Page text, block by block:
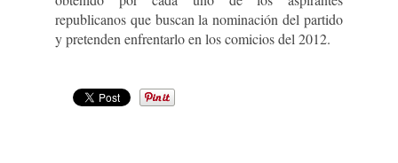
republicanos que buscan la nominación del partido
y pretenden enfrentarlo en los comicios del 2012.